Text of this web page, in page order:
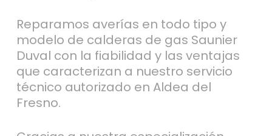
Reparamos averías en todo tipo y
modelo de calderas de gas Saunier
Duval con la fiabilidad y las ventajas
que caracterizan a nuestro servicio
técnico autorizado en Aldea del
Fresno.